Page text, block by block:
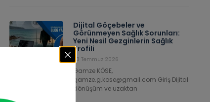
Dijital Göçebeler ve
Görünmeyen Sağlık Sorunları:
Yeni Nesil Gezginlerin Sağlık
Profili
23 Temmuz 2026
Gamze KÖSE,
gamze.g.kose@gmail.com Giriş Dijital
dönüşüm ve uzaktan